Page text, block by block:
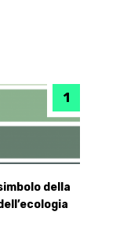
della